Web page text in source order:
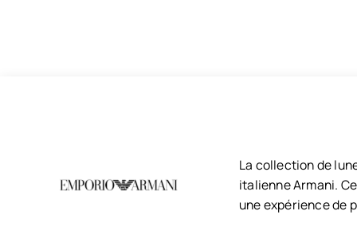
La collection de
italienne Armani.
une expérience de